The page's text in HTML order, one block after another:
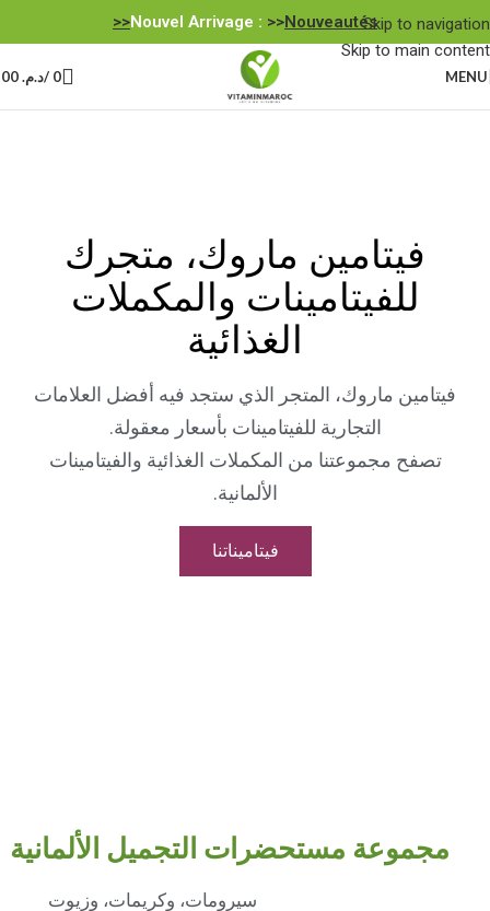
Skip to navigation
Skip to main content
Nouvel Arrivage : >>Nouveautés<<
MENU
0
/د.م.
فيتامين ماروك، متجرك
للفيتامينات والمكملات
الغذائية
فيتامين ماروك، المتجر الذي ستجد فيه أفضل العلامات
التجارية للفيتامينات بأسعار معقولة.
تصفح مجموعتنا من المكملات الغذائية والفيتامينات
الألمانية.
فيتاميناتنا
مجموعة مستحضرات التجميل الألمانية
سيرومات، وكريمات، وزيوت